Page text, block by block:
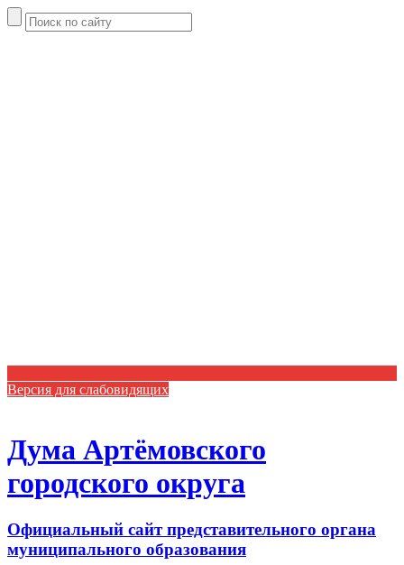
Версия для слабовидящих
Дума Артёмовского
городского округа
Официальный сайт представительного органа
муниципального образования